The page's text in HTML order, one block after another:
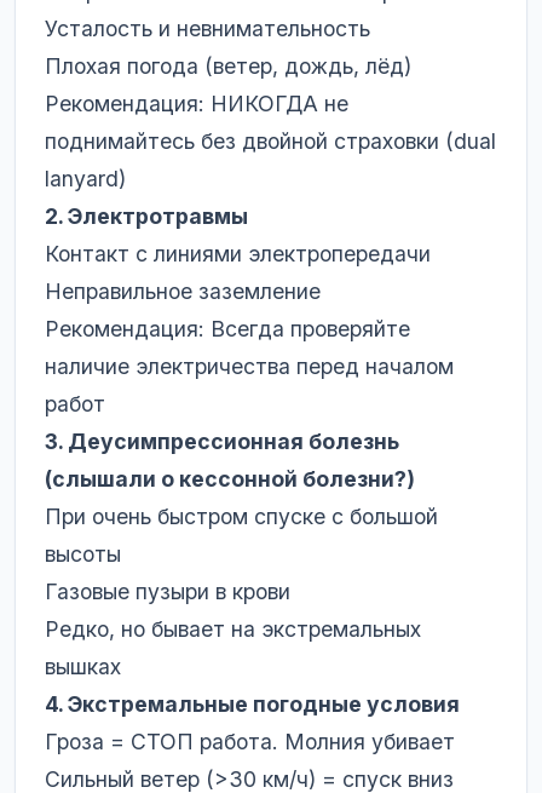
Усталость и невнимательность
Плохая погода (ветер, дождь, лёд)
Рекомендация: НИКОГДА не
поднимайтесь без двойной страховки (dual
lanyard)
2. Электротравмы
Контакт с линиями электропередачи
Неправильное заземление
Рекомендация: Всегда проверяйте
наличие электричества перед началом
работ
3. Деусимпрессионная болезнь
(слышали о кессонной болезни?)
При очень быстром спуске с большой
высоты
Газовые пузыри в крови
Редко, но бывает на экстремальных
вышках
4. Экстремальные погодные условия
Гроза = СТОП работа. Молния убивает
Сильный ветер (>30 км/ч) = спуск вниз